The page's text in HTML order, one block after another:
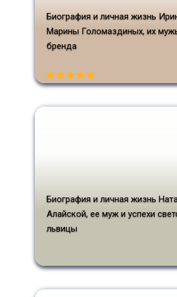
Биография и личная жизнь
Марины Голомаздиных, их
бренда
Биография и личная жизнь
Алайской, ее муж и успехи
львицы